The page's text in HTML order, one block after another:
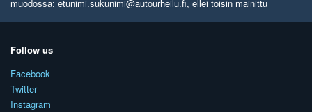
muodossa: etunimi.sukunimi@autourheilu.fi, ellei toisin mainittu
Follow us
Facebook
Twitter
Instagram